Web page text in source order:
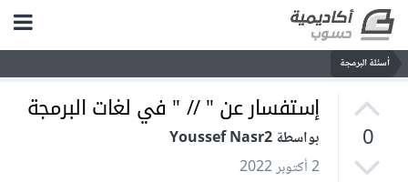
أسئلة البرمجة
0
إستفسار عن " // " في لغات البرمجة
بواسطة Youssef Nasr2
2 أكتوبر 2022